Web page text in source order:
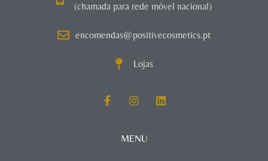
(chamada para rede móvel nacional)
encomendas@positivecosmetics.pt
Lojas
MENU